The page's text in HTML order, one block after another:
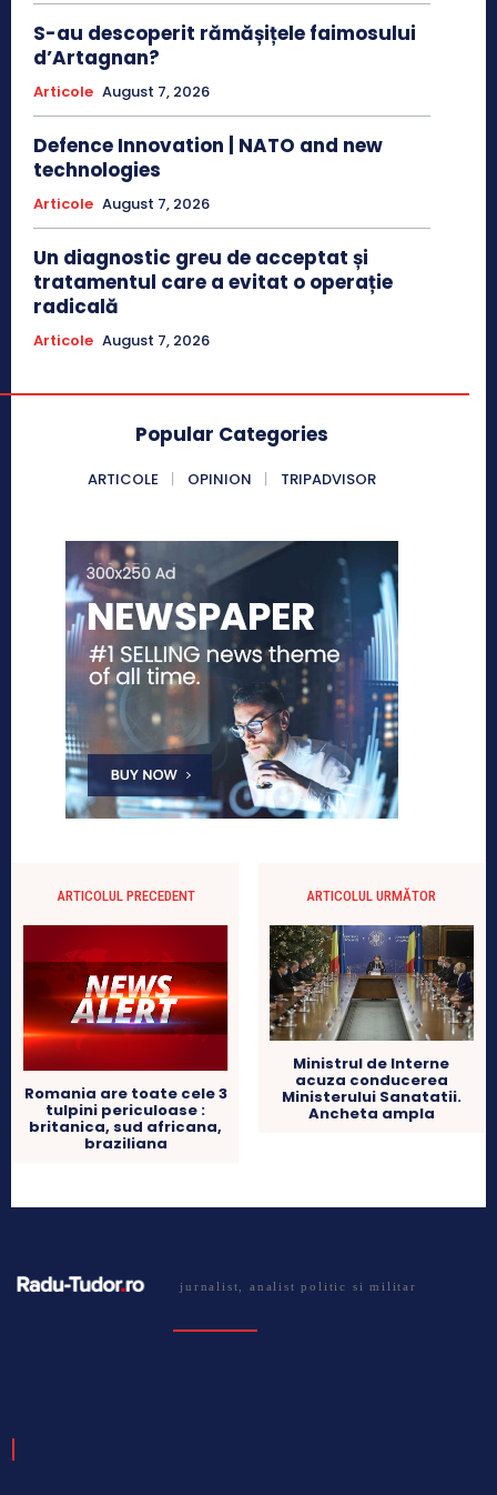
S-au descoperit rămășițele faimosului
d’Artagnan?
Articole August 7, 2026
Defence Innovation | NATO and new
technologies
Articole August 7, 2026
Un diagnostic greu de acceptat și
tratamentul care a evitat o operație
radicală
Articole August 7, 2026
Popular Categories
ARTICOLE OPINION TRIPADVISOR
ARTICOLUL PRECEDENT
Romania are toate cele 3
tulpini periculoase :
britanica, sud africana,
braziliana
ARTICOLUL URMĂTOR
Ministrul de Interne
acuza conducerea
Ministerului Sanatatii.
Ancheta ampla
jurnalist, analist politic si militar